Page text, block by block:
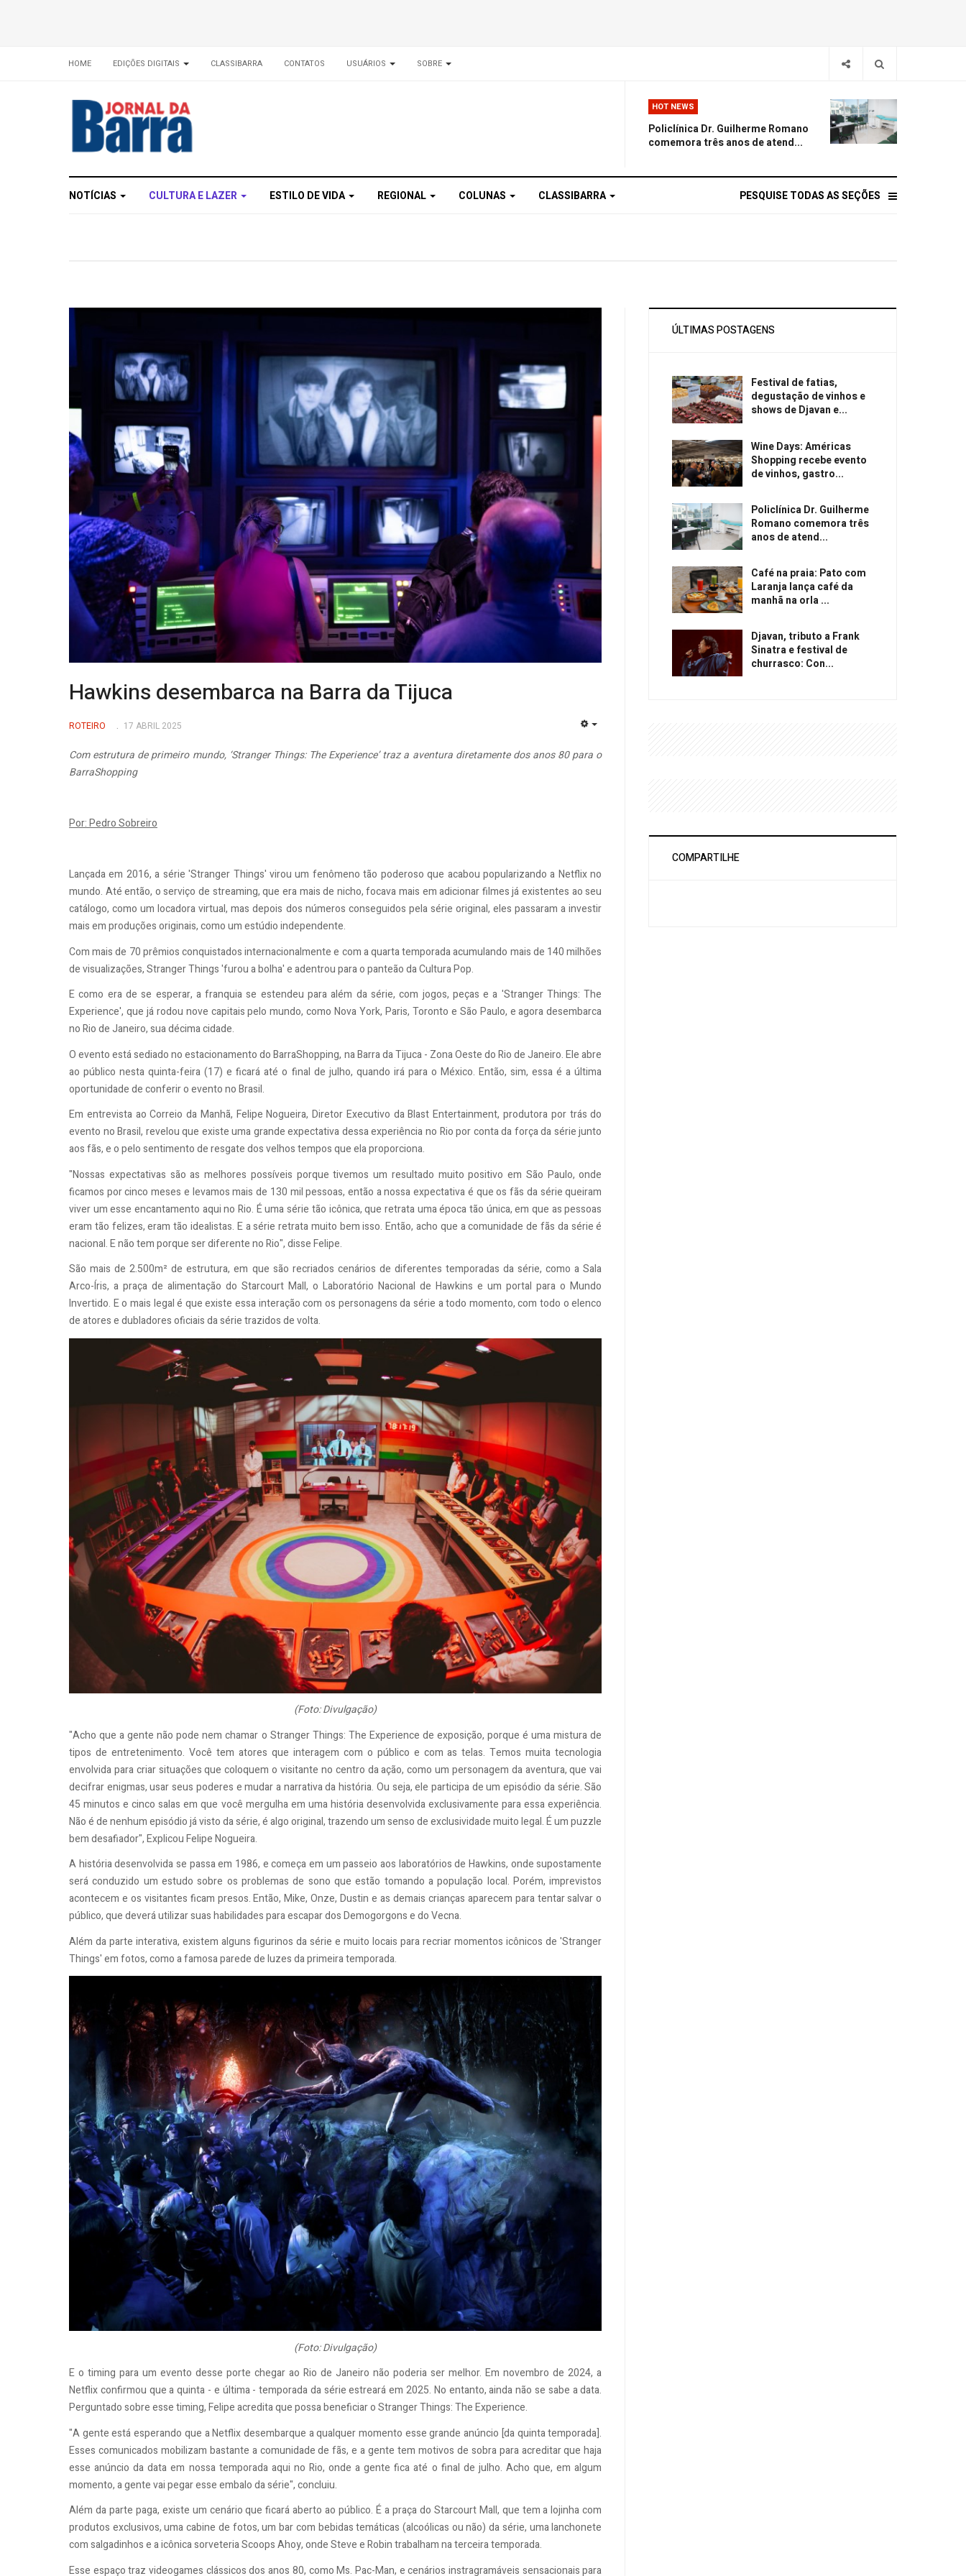
HOME EDIÇÕES DIGITAIS CLASSIBARRA CONTATOS USUÁRIOS SOBRE
HOT NEWS
Policlínica Dr. Guilherme Romano
comemora três anos de atend...
NOTÍCIAS CULTURA E LAZER ESTILO DE VIDA REGIONAL COLUNAS CLASSIBARRA PESQUISE TODAS AS SEÇÕES
Hawkins desembarca na Barra da Tijuca
ROTEIRO 17 ABRIL 2025
Com estrutura de primeiro mundo, ‘Stranger Things: The Experience’ traz a aventura diretamente dos anos 80 para o
BarraShopping
Por: Pedro Sobreiro
Lançada em 2016, a série 'Stranger Things' virou um fenômeno tão poderoso que acabou popularizando a Netflix no
mundo. Até então, o serviço de streaming, que era mais de nicho, focava mais em adicionar filmes já existentes ao seu
catálogo, como um locadora virtual, mas depois dos números conseguidos pela série original, eles passaram a investir
mais em produções originais, como um estúdio independente.
Com mais de 70 prêmios conquistados internacionalmente e com a quarta temporada acumulando mais de 140 milhões
de visualizações, Stranger Things 'furou a bolha' e adentrou para o panteão da Cultura Pop.
E como era de se esperar, a franquia se estendeu para além da série, com jogos, peças e a 'Stranger Things: The
Experience', que já rodou nove capitais pelo mundo, como Nova York, Paris, Toronto e São Paulo, e agora desembarca
no Rio de Janeiro, sua décima cidade.
O evento está sediado no estacionamento do BarraShopping, na Barra da Tijuca - Zona Oeste do Rio de Janeiro. Ele abre
ao público nesta quinta-feira (17) e ficará até o final de julho, quando irá para o México. Então, sim, essa é a última
oportunidade de conferir o evento no Brasil.
Em entrevista ao Correio da Manhã, Felipe Nogueira, Diretor Executivo da Blast Entertainment, produtora por trás do
evento no Brasil, revelou que existe uma grande expectativa dessa experiência no Rio por conta da força da série junto
aos fãs, e o pelo sentimento de resgate dos velhos tempos que ela proporciona.
"Nossas expectativas são as melhores possíveis porque tivemos um resultado muito positivo em São Paulo, onde
ficamos por cinco meses e levamos mais de 130 mil pessoas, então a nossa expectativa é que os fãs da série queiram
viver um esse encantamento aqui no Rio. É uma série tão icônica, que retrata uma época tão única, em que as pessoas
eram tão felizes, eram tão idealistas. E a série retrata muito bem isso. Então, acho que a comunidade de fãs da série é
nacional. E não tem porque ser diferente no Rio", disse Felipe.
São mais de 2.500m² de estrutura, em que são recriados cenários de diferentes temporadas da série, como a Sala
Arco-Íris, a praça de alimentação do Starcourt Mall, o Laboratório Nacional de Hawkins e um portal para o Mundo
Invertido. E o mais legal é que existe essa interação com os personagens da série a todo momento, com todo o elenco
de atores e dubladores oficiais da série trazidos de volta.
(Foto: Divulgação)
"Acho que a gente não pode nem chamar o Stranger Things: The Experience de exposição, porque é uma mistura de
tipos de entretenimento. Você tem atores que interagem com o público e com as telas. Temos muita tecnologia
envolvida para criar situações que coloquem o visitante no centro da ação, como um personagem da aventura, que vai
decifrar enigmas, usar seus poderes e mudar a narrativa da história. Ou seja, ele participa de um episódio da série. São
45 minutos e cinco salas em que você mergulha em uma história desenvolvida exclusivamente para essa experiência.
Não é de nenhum episódio já visto da série, é algo original, trazendo um senso de exclusividade muito legal. É um puzzle
bem desafiador", Explicou Felipe Nogueira.
A história desenvolvida se passa em 1986, e começa em um passeio aos laboratórios de Hawkins, onde supostamente
será conduzido um estudo sobre os problemas de sono que estão tomando a população local. Porém, imprevistos
acontecem e os visitantes ficam presos. Então, Mike, Onze, Dustin e as demais crianças aparecem para tentar salvar o
público, que deverá utilizar suas habilidades para escapar dos Demogorgons e do Vecna.
Além da parte interativa, existem alguns figurinos da série e muito locais para recriar momentos icônicos de 'Stranger
Things' em fotos, como a famosa parede de luzes da primeira temporada.
(Foto: Divulgação)
E o timing para um evento desse porte chegar ao Rio de Janeiro não poderia ser melhor. Em novembro de 2024, a
Netflix confirmou que a quinta - e última - temporada da série estreará em 2025. No entanto, ainda não se sabe a data.
Perguntado sobre esse timing, Felipe acredita que possa beneficiar o Stranger Things: The Experience.
"A gente está esperando que a Netflix desembarque a qualquer momento esse grande anúncio [da quinta temporada].
Esses comunicados mobilizam bastante a comunidade de fãs, e a gente tem motivos de sobra para acreditar que haja
esse anúncio da data em nossa temporada aqui no Rio, onde a gente fica até o final de julho. Acho que, em algum
momento, a gente vai pegar esse embalo da série", concluiu.
Além da parte paga, existe um cenário que ficará aberto ao público. É a praça do Starcourt Mall, que tem a lojinha com
produtos exclusivos, uma cabine de fotos, um bar com bebidas temáticas (alcoólicas ou não) da série, uma lanchonete
com salgadinhos e a icônica sorveteria Scoops Ahoy, onde Steve e Robin trabalham na terceira temporada.
Esse espaço traz videogames clássicos dos anos 80, como Ms. Pac-Man, e cenários instragramáveis sensacionais para
ÚLTIMAS POSTAGENS
Festival de fatias,
degustação de vinhos e
shows de Djavan e...
Wine Days: Américas
Shopping recebe evento
de vinhos, gastro...
Policlínica Dr. Guilherme
Romano comemora três
anos de atend...
Café na praia: Pato com
Laranja lança café da
manhã na orla ...
Djavan, tributo a Frank
Sinatra e festival de
churrasco: Con...
COMPARTILHE